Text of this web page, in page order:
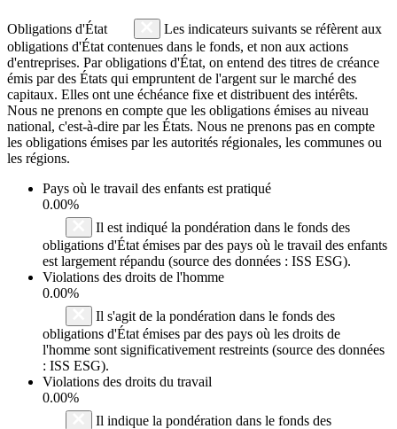
Obligations d'État
Les indicateurs suivants se réfèrent aux
obligations d'État contenues dans le fonds, et non aux actions
d'entreprises. Par obligations d'État, on entend des titres de créance
émis par des États qui empruntent de l'argent sur le marché des
capitaux. Elles ont une échéance fixe et distribuent des intérêts.
Nous ne prenons en compte que les obligations émises au niveau
national, c'est-à-dire par les États. Nous ne prenons pas en compte
les obligations émises par les autorités régionales, les communes ou
les régions.
Pays où le travail des enfants est pratiqué
0.00%
Il est indiqué la pondération dans le fonds des
obligations d'État émises par des pays où le travail des enfants
est largement répandu (source des données : ISS ESG).
Violations des droits de l'homme
0.00%
Il s'agit de la pondération dans le fonds des
obligations d'État émises par des pays où les droits de
l'homme sont significativement restreints (source des données
: ISS ESG).
Violations des droits du travail
0.00%
Il indique la pondération dans le fonds des